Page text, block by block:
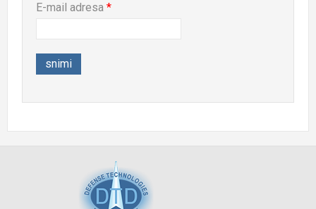
E-mail adresa *
snimi